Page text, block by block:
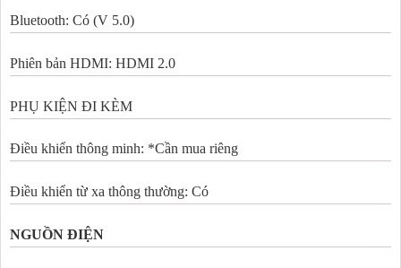
Bluetooth: Có (V 5.0)
Phiên bản HDMI: HDMI 2.0
PHỤ KIỆN ĐI KÈM
Điều khiển thông minh: *Cần mua riêng
Điều khiển từ xa thông thường: Có
NGUỒN ĐIỆN